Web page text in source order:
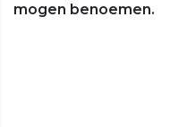
mogen benoemen.